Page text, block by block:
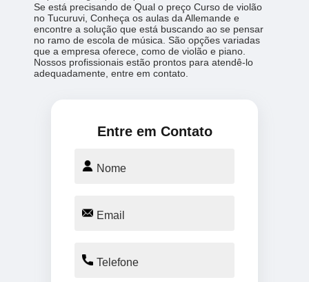
Se está precisando de Qual o preço Curso de violão
no Tucuruvi, Conheça os aulas da Allemande e
encontre a solução que está buscando ao se pensar
no ramo de escola de música. São opções variadas
que a empresa oferece, como de violão e piano.
Nossos profissionais estão prontos para atendê-lo
adequadamente, entre em contato.
Entre em Contato